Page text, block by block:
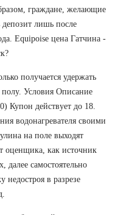
граждане, желающие
депозит лишь после
Equipoise цена Гатчина -
получается удержать
Условия Описание
Купон действует до 18.
водонагревателя своими
на поле выходят
как источник
далее самостоятельно
недостроя в разрезе